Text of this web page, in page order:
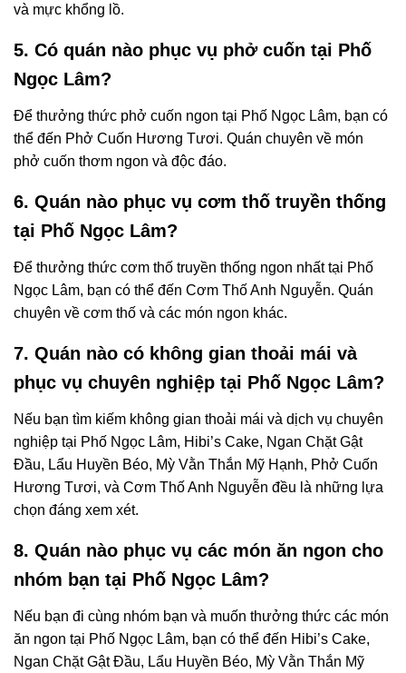
và mực khổng lồ.
5. Có quán nào phục vụ phở cuốn tại Phố
Ngọc Lâm?
Để thưởng thức phở cuốn ngon tại Phố Ngọc Lâm, bạn có
thể đến Phở Cuốn Hương Tươi. Quán chuyên về món
phở cuốn thơm ngon và độc đáo.
6. Quán nào phục vụ cơm thố truyền thống
tại Phố Ngọc Lâm?
Để thưởng thức cơm thố truyền thống ngon nhất tại Phố
Ngọc Lâm, bạn có thể đến Cơm Thố Anh Nguyễn. Quán
chuyên về cơm thố và các món ngon khác.
7. Quán nào có không gian thoải mái và
phục vụ chuyên nghiệp tại Phố Ngọc Lâm?
Nếu bạn tìm kiếm không gian thoải mái và dịch vụ chuyên
nghiệp tại Phố Ngọc Lâm, Hibi’s Cake, Ngan Chặt Gật
Đầu, Lẩu Huyền Béo, Mỳ Vằn Thắn Mỹ Hạnh, Phở Cuốn
Hương Tươi, và Cơm Thố Anh Nguyễn đều là những lựa
chọn đáng xem xét.
8. Quán nào phục vụ các món ăn ngon cho
nhóm bạn tại Phố Ngọc Lâm?
Nếu bạn đi cùng nhóm bạn và muốn thưởng thức các món
ăn ngon tại Phố Ngọc Lâm, bạn có thể đến Hibi’s Cake,
Ngan Chặt Gật Đầu, Lẩu Huyền Béo, Mỳ Vằn Thắn Mỹ